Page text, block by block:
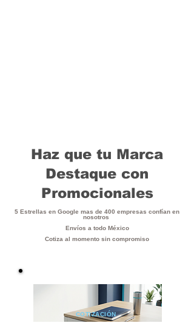
5 Estrellas en Google mas de 400 empresas confían en
nosotros
Envíos a todo México
Cotiza al momento sin compromiso
Haz que tu Marca
Destaque con
Promocionales
COTIZACIÓN